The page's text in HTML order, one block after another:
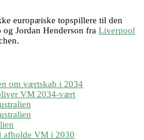
europæiske topspillere til den
Jordan Henderson fra Liverpool
om værtskab i 2034
VM 2034-vært
afholde VM i 2030